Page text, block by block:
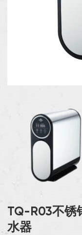
TQ-R03不锈
水器